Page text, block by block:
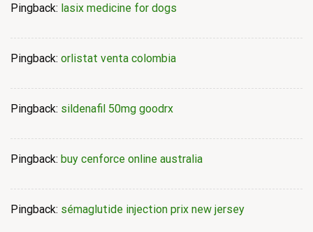
Pingback: lasix medicine for dogs
Pingback: orlistat venta colombia
Pingback: sildenafil 50mg goodrx
Pingback: buy cenforce online australia
Pingback: sémaglutide injection prix new jersey